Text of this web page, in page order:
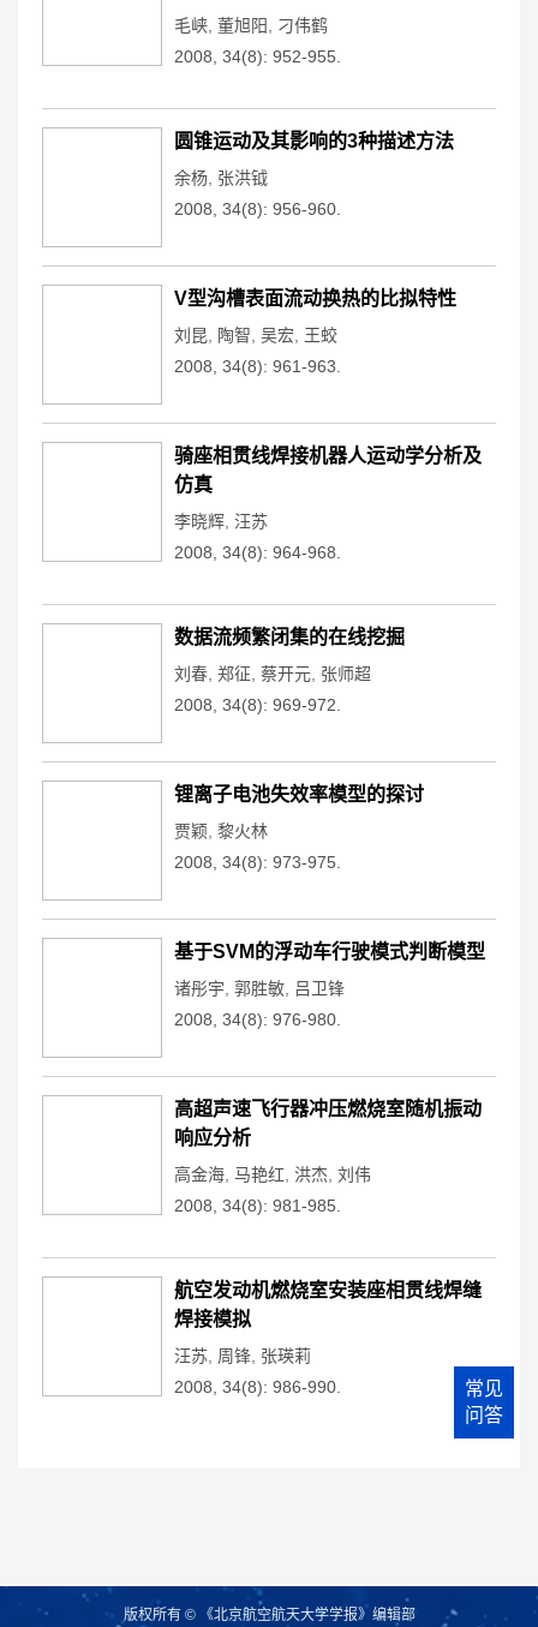
毛峡 董旭阳
刁伟鹤
2008, 34(8): 952-955.
圆锥运动及其影响的3种描述方法
余杨 张洪钺
2008, 34(8): 956-960.
V型沟槽表面流动换热的比拟特性
刘昆 陶智 吴宏 王蛟
2008, 34(8): 961-963.
骑座相贯线焊接机器人运动学分析及
仿真
李晓辉 汪苏
2008, 34(8): 964-968.
数据流频繁闭集的在线挖掘
刘春 郑征 蔡开元 张师超
2008, 34(8): 969-972.
锂离子电池失效率模型的探讨
贾颖 黎火林
2008, 34(8): 973-975.
基于SVM的浮动车行驶模式判断模型
诸彤宇 郭胜敏 吕卫锋
2008, 34(8): 976-980.
高超声速飞行器冲压燃烧室随机振动
响应分析
高金海 马艳红 洪杰 刘伟
2008, 34(8): 981-985.
航空发动机燃烧室安装座相贯线焊缝
焊接模拟
汪苏 周锋 张瑛莉
2008, 34(8): 986-990.
常见
问答
版权所有 © 《北京航空航天大学学报》编辑部